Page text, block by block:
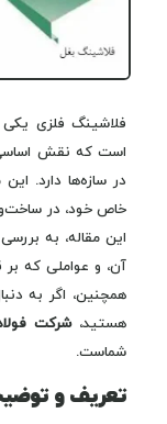
فلاشینگ فلزی یکی
است که نقش اساسی
در سازه‌ها دارد.
خاص خود، در
این مقاله، به
آن، و عواملی که
همچنین، اگر به
هستید،شرکت
شماست.
تعریف و